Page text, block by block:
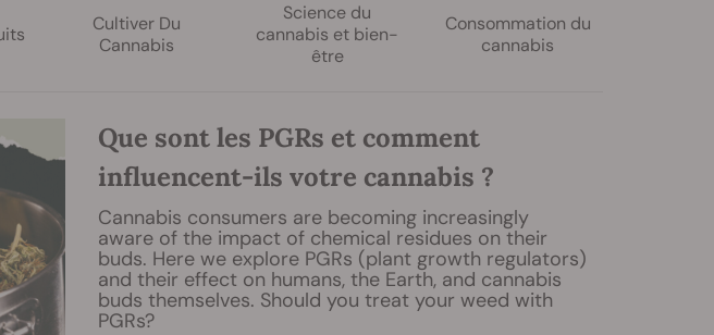
Cultiver Du
Cannabis
Science du
cannabis et bien-
être
Consommation du
cannabis
Que sont les PGRs et comment
influencent-ils votre cannabis ?
Cannabis consumers are becoming increasingly
aware of the impact of chemical residues on their
buds. Here we explore PGRs (plant growth regulators)
and their effect on humans, the Earth, and cannabis
buds themselves. Should you treat your weed with
PGRs?